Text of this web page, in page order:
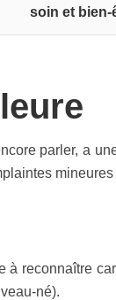
soin et bien-
parler, a
à reconnaître
né).